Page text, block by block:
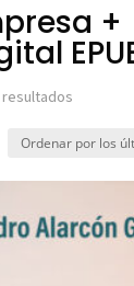
+
Ordenado